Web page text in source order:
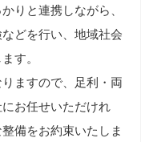
りと連携しながら、
どを行い、地域社会
す。
ますので、足利・両
お任せいただけれ
備をお約束いたしま